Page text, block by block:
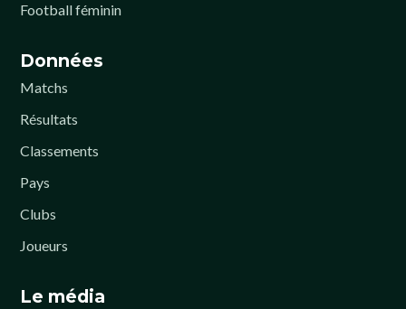
Football féminin
Données
Matchs
Résultats
Classements
Pays
Clubs
Joueurs
Le média